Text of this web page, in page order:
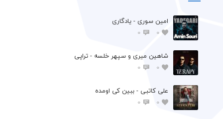
امین سوری - یادگاری
0
0
شاهین میری و سپهر خلسه - تراپی
0
0
علی کاتبی - ببین کی اومده
0
0